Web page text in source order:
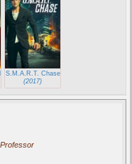
Bai)
S.M.A.R.T. Chase
(2017)